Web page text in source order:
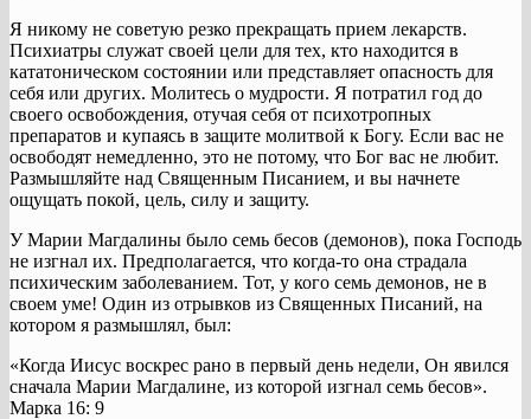
Я никому не советую резко прекращать прием лекарств.
Психиатры служат своей цели для тех, кто находится в
кататоническом состоянии или представляет опасность для
себя или других. Молитесь о мудрости. Я потратил год до
своего освобождения, отучая себя от психотропных
препаратов и купаясь в защите молитвой к Богу. Если вас не
освободят немедленно, это не потому, что Бог вас не любит.
Размышляйте над Священным Писанием, и вы начнете
ощущать покой, цель, силу и защиту.
У Марии Магдалины было семь бесов (демонов), пока Господь
не изгнал их. Предполагается, что когда-то она страдала
психическим заболеванием. Тот, у кого семь демонов, не в
своем уме! Один из отрывков из Священных Писаний, на
котором я размышлял, был:
«Когда Иисус воскрес рано в первый день недели, Он явился
сначала Марии Магдалине, из которой изгнал семь бесов».
Марка 16: 9